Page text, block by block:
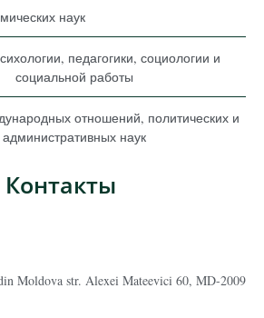
наук
педагогики, социологии и
социальной работы
отношений, политических и
административных наук
Контакты
Moldova str. Alexei Mateevici 60, MD-2009